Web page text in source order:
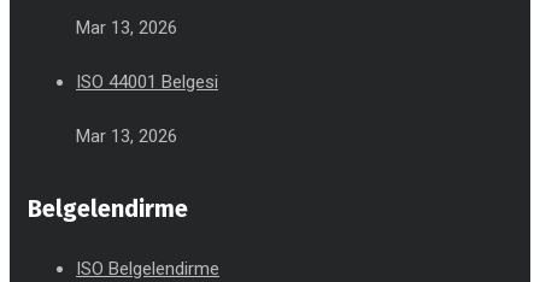
Mar 13, 2026
ISO 44001 Belgesi
Mar 13, 2026
Belgelendirme
ISO Belgelendirme